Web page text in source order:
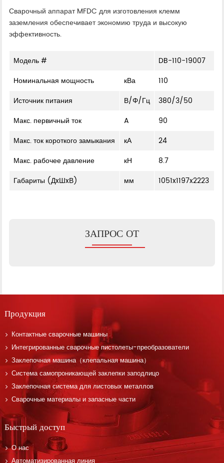
Сварочный аппарат MFDC для изготовления клемм
заземления обеспечивает экономию труда и высокую
эффективность.
Модель #
DB-110-19007
Номинальная мощность
кВа
110
Источник питания
В/Φ/Гц
380/3/50
Макс. первичный ток
A
90
Макс. ток короткого замыкания
кА
24
Макс. рабочее давление
кН
8.7
Габариты (ДxШxВ)
мм 1051x1197x2223
ЗАПРОС ОТ
Продукция
Контактные сварочные машины
Интегрированные сварочные пистолеты-преобразователи
Заклепочная машина（клепальная машина）
Система самопроникающей заклепки заподлицо
Заклепочная система для листовых металлов
Сварочные материалы и запасные части
Быстрый доступ
О нас